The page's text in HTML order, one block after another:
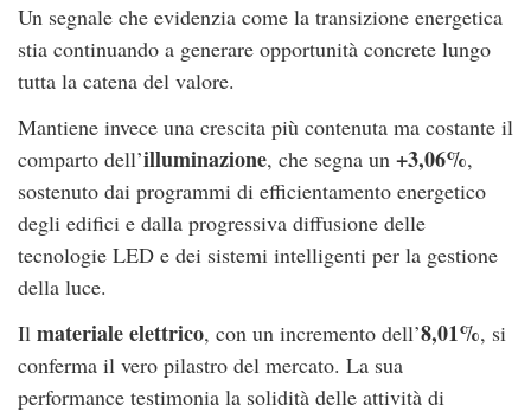
Un segnale che evidenzia come la transizione energetica
stia continuando a generare opportunità concrete lungo
tutta la catena del valore.
Mantiene invece una crescita più contenuta ma costante il
comparto dell’illuminazione, che segna un +3,06%,
sostenuto dai programmi di efficientamento energetico
degli edifici e dalla progressiva diffusione delle
tecnologie LED e dei sistemi intelligenti per la gestione
della luce.
Il materiale elettrico, con un incremento dell’8,01%, si
conferma il vero pilastro del mercato. La sua
performance testimonia la solidità delle attività di